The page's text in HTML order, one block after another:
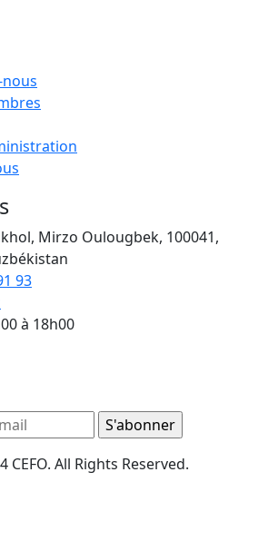
Mirzo Oulougbek, 100041,
93
à 18h00
CEFO. All Rights Reserved.